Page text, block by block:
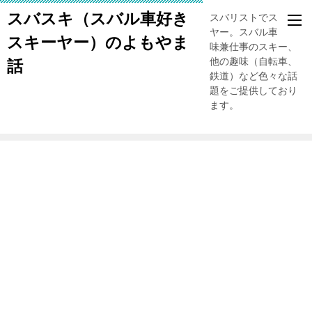
スバスキ（スバル車好き
スキーヤー）のよもやま
話
スバリストでスキー
ヤー。スバル車、趣
味兼仕事のスキー、
他の趣味（自転車、
鉄道）など色々な話
題をご提供しており
ます。